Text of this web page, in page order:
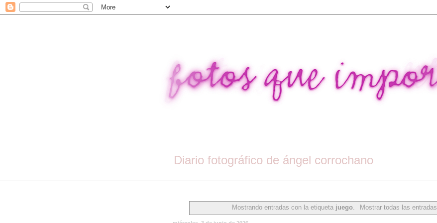
Diario fotográfico de ángel corrochano
Mostrando entradas con la etiqueta juego Mostrar todas las entradas